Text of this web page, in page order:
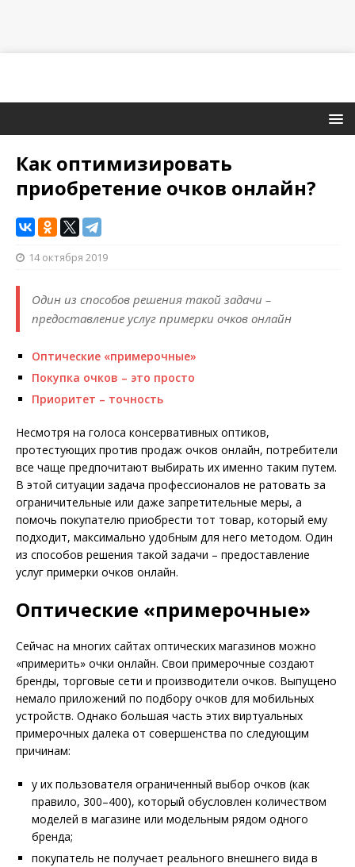
Как оптимизировать
приобретение очков онлайн?
14 октября 2019
Один из способов решения такой задачи –
предоставление услуг примерки очков онлайн
Оптические «примерочные»
Покупка очков – это просто
Приоритет – точность
Несмотря на голоса консервативных оптиков,
протестующих против продаж очков онлайн, потребители
все чаще предпочитают выбирать их именно таким путем.
В этой ситуации задача профессионалов не ратовать за
ограничительные или даже запретительные меры, а
помочь покупателю приобрести тот товар, который ему
подходит, максимально удобным для него методом. Один
из способов решения такой задачи – предоставление
услуг примерки очков онлайн.
Оптические «примерочные»
Сейчас на многих сайтах оптических магазинов можно
«примерить» очки онлайн. Свои примерочные создают
бренды, торговые сети и производители очков. Выпущено
немало приложений по подбору очков для мобильных
устройств. Однако большая часть этих виртуальных
примерочных далека от совершенства по следующим
причинам:
у их пользователя ограниченный выбор очков (как
правило, 300–400), который обусловлен количеством
моделей в магазине или модельным рядом одного
бренда;
покупатель не получает реального внешнего вида в